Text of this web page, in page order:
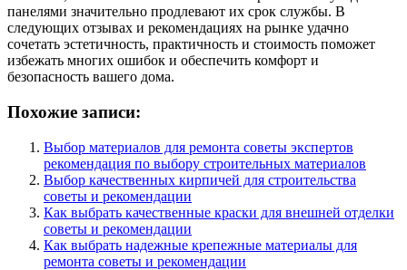
панелями значительно продлевают их срок службы. В
следующих отзывах и рекомендациях на рынке удачно
сочетать эстетичность, практичность и стоимость поможет
избежать многих ошибок и обеспечить комфорт и
безопасность вашего дома.
Похожие записи:
Выбор материалов для ремонта советы экспертов
рекомендация по выбору строительных материалов
Выбор качественных кирпичей для строительства
советы и рекомендации
Как выбрать качественные краски для внешней отделки
советы и рекомендации
Как выбрать надежные крепежные материалы для
ремонта советы и рекомендации